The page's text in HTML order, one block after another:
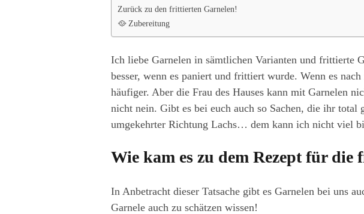
Zurück zu den frittierten Garnelen!
🥘 Zubereitung
Ich liebe Garnelen in sämtlichen Varianten und frittierte
besser, wenn es paniert und frittiert wurde. Wenn es
häufiger. Aber die Frau des Hauses kann mit Garnelen
nicht nein. Gibt es bei euch auch so Sachen, die ihr total
umgekehrter Richtung Lachs… dem kann ich nicht viel
Wie kam es zu dem Rezept für
In Anbetracht dieser Tatsache gibt es Garnelen bei uns
Garnele auch zu schätzen wissen!